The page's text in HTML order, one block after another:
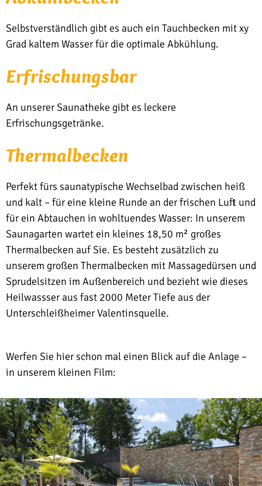
Selbstverständlich gibt es auch ein Tauchbecken mit xy
Grad kaltem Wasser für die optimale Abkühlung.
Er­fri­schungs­bar
An unserer Saunatheke gibt es leckere
Erfrischungsgetränke.
Ther­mal­be­cken
Perfekt fürs saunatypische Wechselbad zwischen heiß
und kalt – für eine kleine Runde an der frischen Luft und
für ein Abtauchen in wohltuendes Wasser: In unserem
Saunagarten wartet ein kleines 18,50 m² großes
Thermalbecken auf Sie. Es besteht zusätzlich zu
unserem großen Thermalbecken mit Massagedürsen und
Sprudelsitzen im Außenbereich und bezieht wie dieses
Heilwassser aus fast 2000 Meter Tiefe aus der
Unterschleißheimer Valentinsquelle.
Werfen Sie hier schon mal einen Blick auf die Anlage –
in unserem kleinen Film: